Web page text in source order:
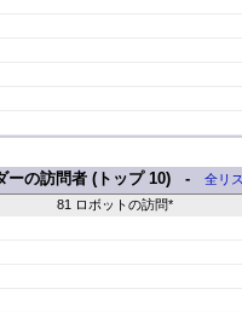
ーの訪問者 (トップ 10) -
全リ
81 ロボットの訪問*